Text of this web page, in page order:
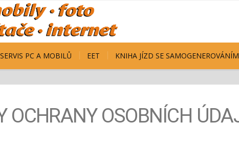
SERVIS PC A MOBILŮ EET KNIHA JÍZD SE SAMOGENEROVÁNÍM
OCHRANY OSOBNÍCH